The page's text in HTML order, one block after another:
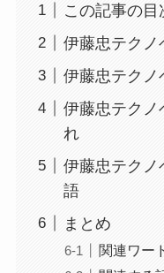
この記事の目
伊藤忠テクノ
伊藤忠テクノ
伊藤忠テクノ
れ
伊藤忠テクノ
語
まとめ
関連ワー